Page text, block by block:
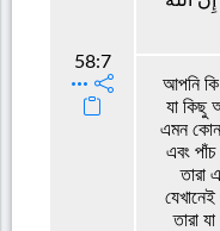
58:7
আপনি কি
যা কিছু
এমন কোন
এবং পাঁচ
তারা
তারা